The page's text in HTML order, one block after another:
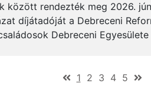
között rendezték meg 2026.
díjátadóját a Debreceni
Debreceni
1(current)
2 3 4 5